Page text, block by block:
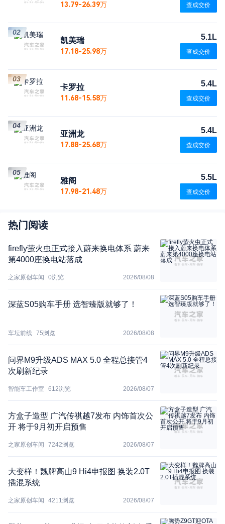
13.79-26.39万 查成交价
凯美瑞
17.18-25.98万
5.1L
查成交价
02
卡罗拉
11.68-15.58万
5.4L
查成交价
03
亚洲龙
17.88-25.68万
5.4L
查成交价
04
雅阁
17.98-21.48万
5.5L
查成交价
05
热门阅读
firefly萤火虫正式接入蔚来换电体系 蔚来
第4000座换电站落成
之家原创车闻 0浏览 2026/08/08
深蓝S05购车手册 选智臻版就够了！
车坛前线 75浏览 2026/08/08
问界M9升级ADS MAX 5.0 全程总接管4
次刷新纪录
智能车工作室 612浏览 2026/08/07
方盒子造型 广汽传祺越7发布 内饰首次公
开 将于9月初开启预售
之家原创车闻 7242浏览 2026/08/07
大变样！魏牌高山9 Hi4申报图 换装2.0T
插混系统
之家原创车闻 4211浏览 2026/08/07